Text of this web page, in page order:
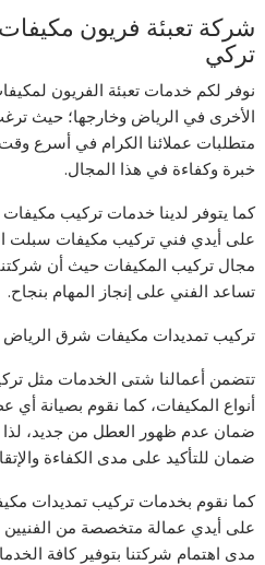
شركة تعبئة فريون
تركي
نوفر لكم خدمات تعبئة الفريون
الأخرى في الرياض وخارجها؛ حيث
متطلبات عملائنا الكرام في أسرع
خبرة وكفاءة في هذا المجال.
كما يتوفر لدينا خدمات تركيب
على أيدي فني تركيب مكيفات سبلت
مجال تركيب المكيفات حيث أن شركتنا
تساعد الفني على إنجاز المهام بنجاح.
تركيب تمديدات مكيفات شرق الرياض
تتضمن أعمالنا شتى الخدمات مثل
أنواع المكيفات، كما نقوم بصيانة
ضمان عدم ظهور العطل من جديد،
ضمان للتأكيد على مدى الكفاءة
كما نقوم بخدمات تركيب تمديدات
على أيدي عمالة متخصصة من الفنيين
مدى اهتمام شركتنا بتوفير كافة